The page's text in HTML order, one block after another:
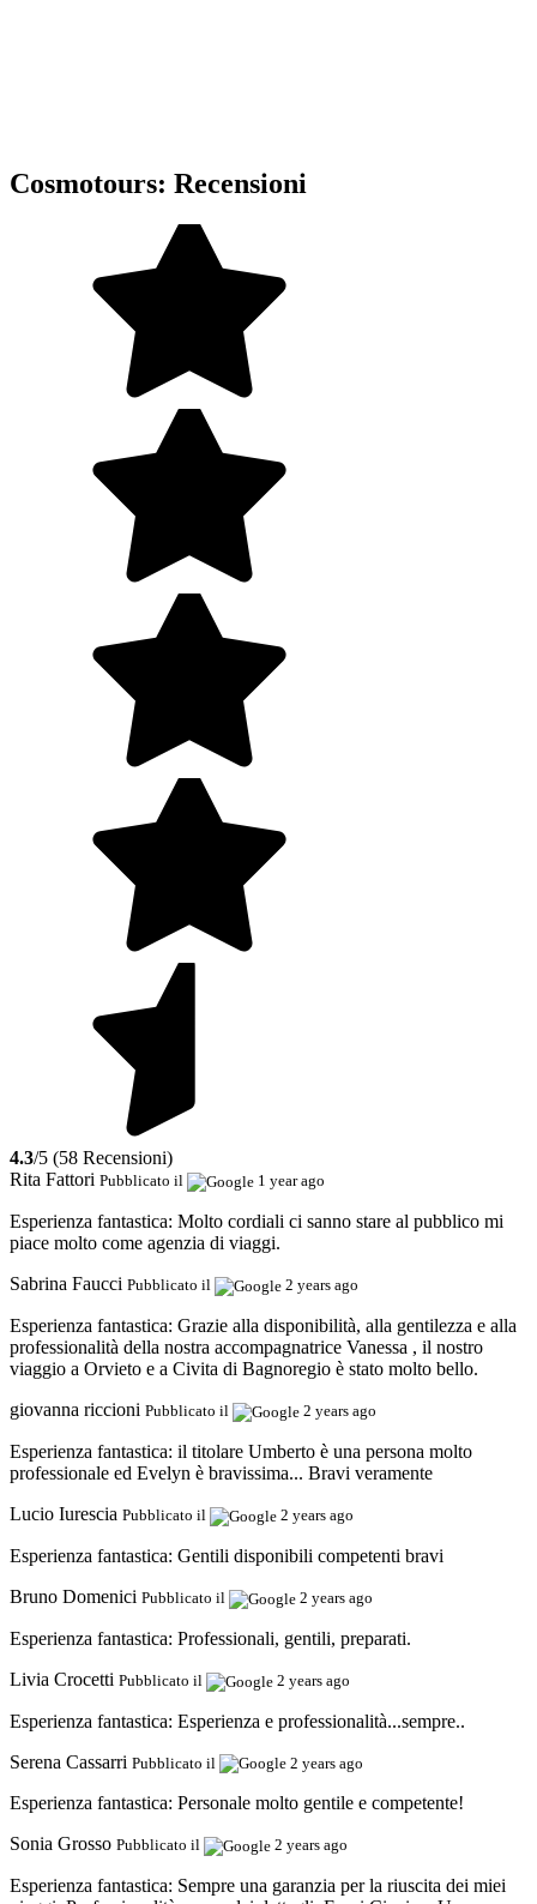
Cosmotours: Recensioni
4.3/5 (58 Recensioni)
Rita Fattori Pubblicato il 1 year ago
Esperienza fantastica: Molto cordiali ci sanno stare al pubblico mi
piace molto come agenzia di viaggi.
Sabrina Faucci Pubblicato il 2 years ago
Esperienza fantastica: Grazie alla disponibilità, alla gentilezza e alla
professionalità della nostra accompagnatrice Vanessa , il nostro
viaggio a Orvieto e a Civita di Bagnoregio è stato molto bello.
giovanna riccioni Pubblicato il 2 years ago
Esperienza fantastica: il titolare Umberto è una persona molto
professionale ed Evelyn è bravissima... Bravi veramente
Lucio Iurescia Pubblicato il 2 years ago
Esperienza fantastica: Gentili disponibili competenti bravi
Bruno Domenici Pubblicato il 2 years ago
Esperienza fantastica: Professionali, gentili, preparati.
Livia Crocetti Pubblicato il 2 years ago
Esperienza fantastica: Esperienza e professionalità...sempre..
Serena Cassarri Pubblicato il 2 years ago
Esperienza fantastica: Personale molto gentile e competente!
Sonia Grosso Pubblicato il 2 years ago
Esperienza fantastica: Sempre una garanzia per la riuscita dei miei